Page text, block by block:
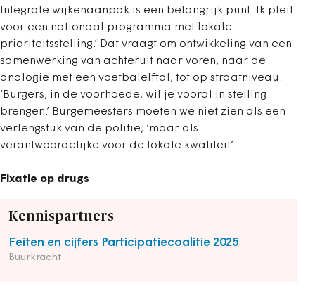
Integrale wijkenaanpak is een belangrijk punt. Ik pleit
voor een nationaal programma met lokale
prioriteitsstelling.’ Dat vraagt om ontwikkeling van een
samenwerking van achteruit naar voren, naar de
analogie met een voetbalelftal, tot op straatniveau.
‘Burgers, in de voorhoede, wil je vooral in stelling
brengen.’ Burgemeesters moeten we niet zien als een
verlengstuk van de politie, ‘maar als
verantwoordelijke voor de lokale kwaliteit’.
Fixatie op drugs
Kennispartners
Feiten en cijfers Participatiecoalitie 2025
Buurkracht